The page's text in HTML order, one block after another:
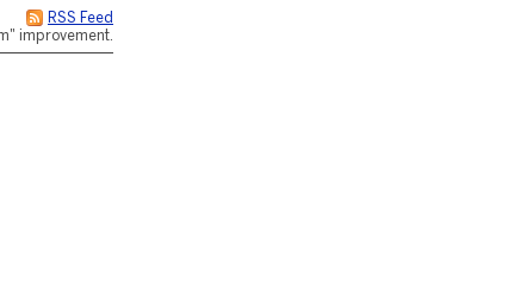
RSS Feed
improvement.